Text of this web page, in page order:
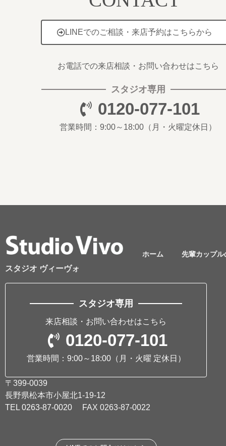
LINEでのご相談・来店予約はこちらから
お電話での来店相談・お問い合わせはこちら
スタジオ専用
0120-077-101
営業時間：9:00～18:00 （月・火曜定休日）
スタジオ ヴィーヴォ
ホーム 先輩カップル
スタジオ専用
来店相談・お問い合わせはこちら
0120-077-101
営業時間：9:00～18:00（月・火曜 定休日）
〒399-0039
長野県松本市小屋北1-19-12
TEL0263-87-0020 FAX 0263-87-0022